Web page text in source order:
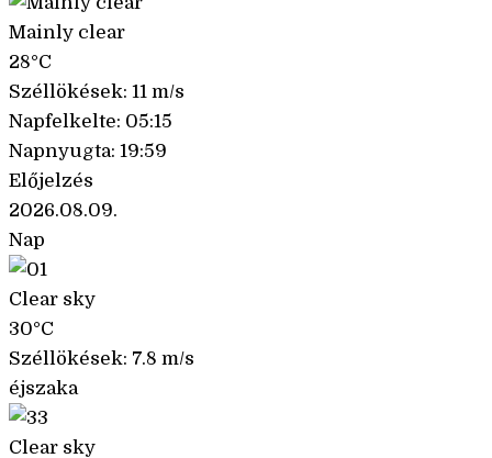
Mainly clear
28°C
Széllökések: 11 m/s
Napfelkelte: 05:15
Napnyugta: 19:59
Előjelzés
2026.08.09.
Nap
Clear sky
30°C
Széllökések: 7.8 m/s
éjszaka
Clear sky